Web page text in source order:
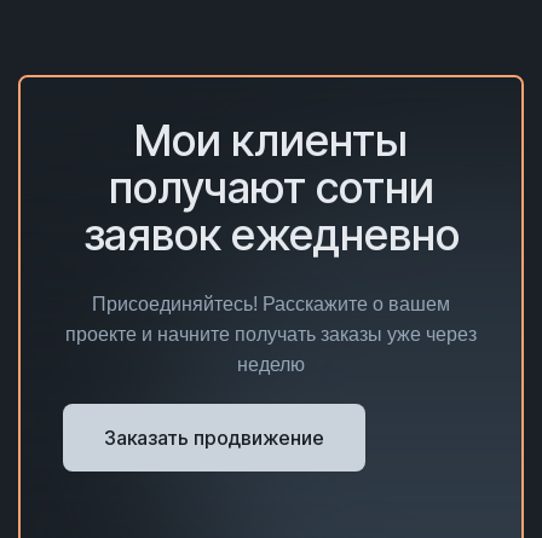
Мои клиенты
получают сотни
заявок ежедневно
Присоединяйтесь! Расскажите о вашем
проекте и начните получать заказы уже через
неделю
Заказать продвижение